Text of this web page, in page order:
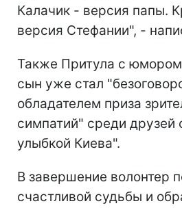
Калачик - версия папы.
версия Стефании", -
Также Притула с юмором
сын уже стал
обладателем приза
симпатий" среди друзей
улыбкой Киева".
В завершение волонтер
счастливой судьбы и